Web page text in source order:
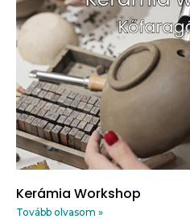
Kerámia Workshop
Tovább olvasom »